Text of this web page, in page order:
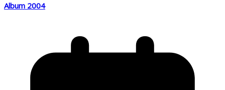
Album 2004